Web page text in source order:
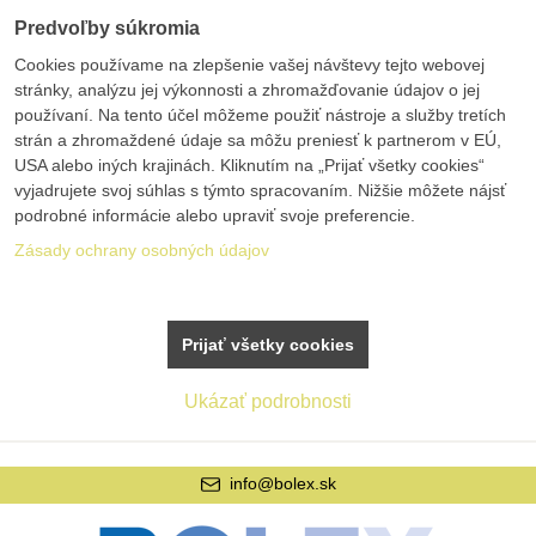
info@bolex.sk
Predvoľby súkromia
Cookies používame na zlepšenie vašej návštevy tejto webovej
stránky, analýzu jej výkonnosti a zhromažďovanie údajov o jej
používaní. Na tento účel môžeme použiť nástroje a služby tretích
strán a zhromaždené údaje sa môžu preniesť k partnerom v EÚ,
USA alebo iných krajinách. Kliknutím na „Prijať všetky cookies“
vyjadrujete svoj súhlas s týmto spracovaním. Nižšie môžete nájsť
podrobné informácie alebo upraviť svoje preferencie.
Zásady ochrany osobných údajov
Ukázať podrobnosti
Prijať všetky cookies